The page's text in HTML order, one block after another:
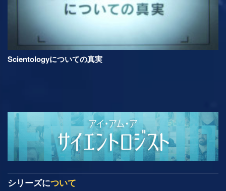
Scientologyについての真実
シリーズについて